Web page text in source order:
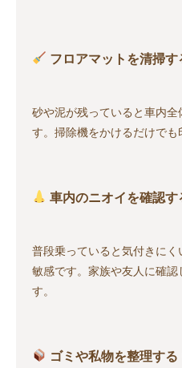
フロアマットを清掃す
砂や泥が残っていると車内全
す。掃除機をかけるだけで
車内のニオイを確認す
普段乗っていると気付きに
敏感です。家族や友人に確
す。
ゴミや私物を整理する